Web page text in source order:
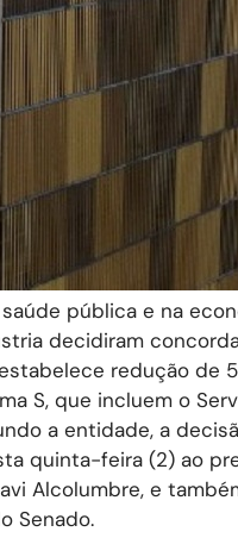
pública e na
decidiram
redução de
S, que incluem o
a entidade, a
quinta-feira (2) ao
Alcolumbre, e
Senado.